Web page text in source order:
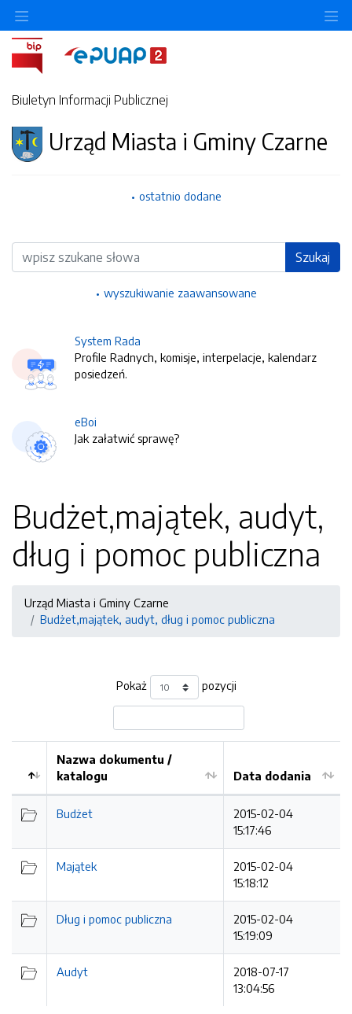
Biuletyn Informacji Publicznej
Urząd Miasta i Gminy Czarne
ostatnio dodane
Wyszukiwarka Szukaj
wyszukiwanie zaawansowane
System Rada
Profile Radnych, komisje, interpelacje, kalendarz
posiedzeń.
eBoi
Jak załatwić sprawę?
Budżet,majątek, audyt,
dług i pomoc publiczna
Urząd Miasta i Gminy Czarne
Budżet,majątek, audyt, dług i pomoc publiczna
Pokaż pozycji
Kolejność
Nazwa dokumentu /
katalogu
Data dodania
Budżet
2015-02-04
15:17:46
Majątek
2015-02-04
15:18:12
Dług i pomoc publiczna
2015-02-04
15:19:09
Audyt
2018-07-17
13:04:56